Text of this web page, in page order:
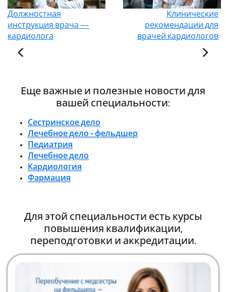
Должностная
инструкция врача —
кардиолога
Клинические
рекомендации для
врачей кардиологов
Еще важные и полезные новости для
вашей специальности:
Сестринское дело
Лечебное дело - фельдшер
Педиатрия
Лечебное дело
Кардиология
Фармация
Для этой специальности есть курсы
повышения квалификации,
переподготовки и аккредитации.